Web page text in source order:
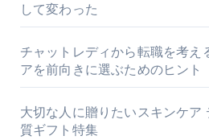
して変わった
チャットレディから転職を考え
アを前向きに選ぶためのヒント
大切な人に贈りたいスキンケア
質ギフト特集